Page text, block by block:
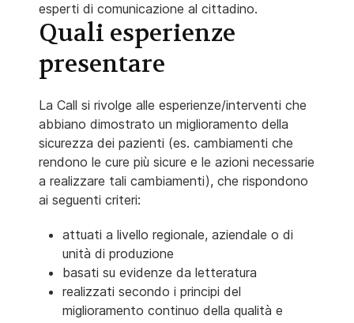
esperti di comunicazione al cittadino.
Quali esperienze
presentare
La Call si rivolge alle esperienze/interventi che
abbiano dimostrato un miglioramento della
sicurezza dei pazienti (es. cambiamenti che
rendono le cure più sicure e le azioni necessarie
a realizzare tali cambiamenti), che rispondono
ai seguenti criteri:
attuati a livello regionale, aziendale o di
unità di produzione
basati su evidenze da letteratura
realizzati secondo i principi del
miglioramento continuo della qualità e